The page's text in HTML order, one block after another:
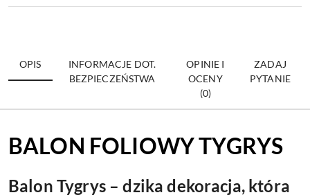
OPIS
INFORMACJE DOT.
BEZPIECZEŃSTWA
OPINIE I
OCENY
(0)
ZADAJ
PYTANIE
BALON FOLIOWY TYGRYS
Balon Tygrys – dzika dekoracja, która